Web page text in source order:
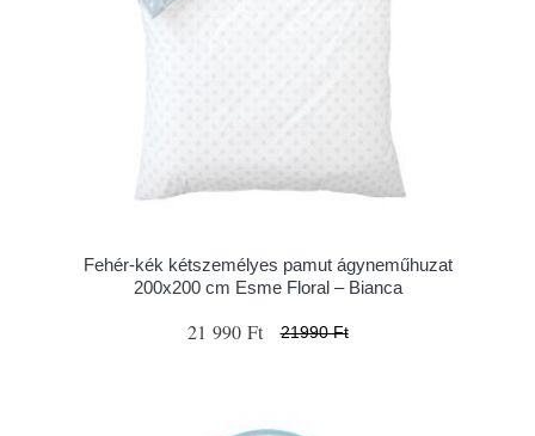
Fehér-kék kétszemélyes pamut ágyneműhuzat
200x200 cm Esme Floral – Bianca
21 990 Ft 21990 Ft